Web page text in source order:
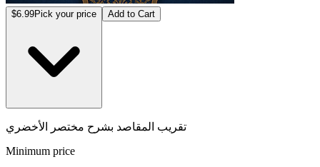
$6.99Pick your price Add to Cart
تقريب المقاصد بشرح مختصر الأخضري
Minimum price